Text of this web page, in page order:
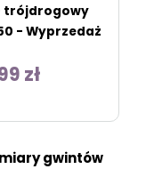
trójdrogowy
- Wyprzedaż
zł
gwintów